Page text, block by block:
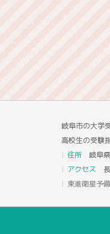
岐阜市の大学
高校生の受験
住所 岐阜
アクセス
東進衛星予